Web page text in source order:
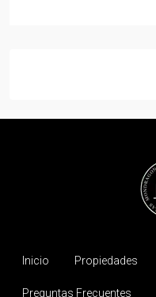
Inicio Propiedades
Preguntas Frecuentes